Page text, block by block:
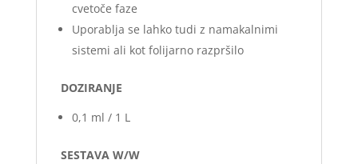
cvetoče faze
Uporablja se lahko tudi z namakalnimi
sistemi ali kot folijarno razpršilo
DOZIRANJE
0,1 ml / 1 L
SESTAVA W/W